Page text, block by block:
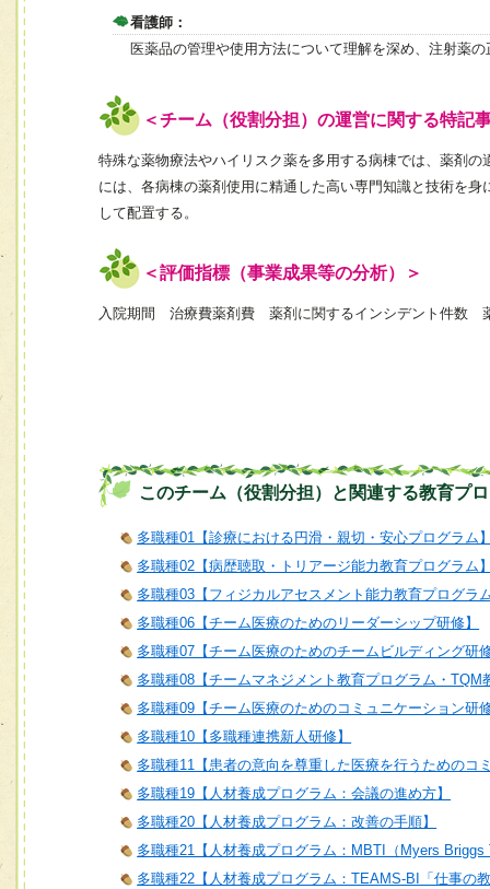
看護師：
医薬品の管理や使用方法について理解を深め、注射薬
＜チーム（役割分担）の運営に関する特記
特殊な薬物療法やハイリスク薬を多用する病棟では、薬剤
には、各病棟の薬剤使用に精通した高い専門知識と技術を
して配置する。
＜評価指標（事業成果等の分析）＞
入院期間 治療費薬剤費 薬剤に関するインシデント件数
このチーム（役割分担）と関連する教育プ
多職種01【診療における円滑・親切・安心プログラム
多職種02【病歴聴取・トリアージ能力教育プログラム
多職種03【フィジカルアセスメント能力教育プログラ
多職種06【チーム医療のためのリーダーシップ研修】
多職種07【チーム医療のためのチームビルディング研
多職種08【チームマネジメント教育プログラム・TQM
多職種09【チーム医療のためのコミュニケーション研
多職種10【多職種連携新人研修】
多職種11【患者の意向を尊重した医療を行うためのコ
多職種19【人材養成プログラム：会議の進め方】
多職種20【人材養成プログラム：改善の手順】
多職種21【人材養成プログラム：MBTI（Myers
多職種22【人材養成プログラム：TEAMS-BI「仕事の